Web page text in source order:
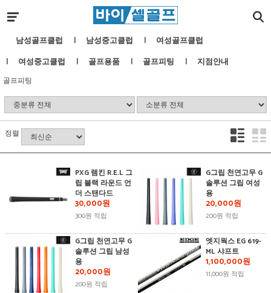
남성골프클럽 남성중고클럽
여성골프클럽
여성중고클럽
골프용품 골프피팅 지점안내
골프피팅
정렬
PXG 램킨 R.E.L 그
립 블랙 라운드 언
더 스탠다드
30,000원
300원 적립
G그립 천연고무 G
솔루션 그립 여성
용
20,000원
200원 적립
G그립 천연고무 G
솔루션 그립 남성
용
20,000원
200원 적립
엣지웍스 EG 619-
ML 샤프트
1,100,000원
11,000원 적립